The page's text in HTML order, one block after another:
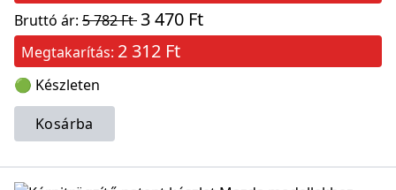
Bruttó ár: 5 782 Ft3 470 Ft
Megtakarítás: 2 312 Ft
🟢 Készleten
Kosárba